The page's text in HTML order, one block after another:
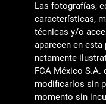
Las fotografías,
características,
técnicas y/o
aparecen en
netamente
FCA México S.A.
modificarlos sin
momento sin